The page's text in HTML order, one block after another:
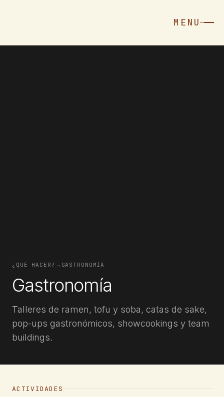
MENU
MENU
¿QUÉ HACER? → GASTRONOMÍA
Gastronomía
Talleres de ramen, tofu y soba, catas de sake,
pop-ups gastronómicos, showcookings y team
buildings.
ACTIVIDADES
CONCIERTO